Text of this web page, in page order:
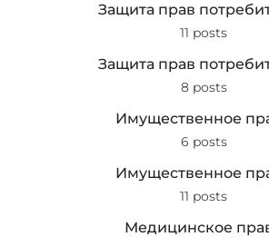
Защита прав
11 posts
Защита прав
8 posts
Имущественное
6 posts
Имущественное
11 posts
Медицинское